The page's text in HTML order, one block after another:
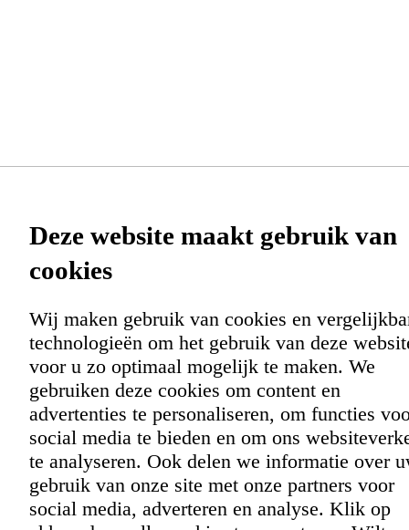
Leafz Eten & Drinken
Menu
Reserveren
Vacatures
Contact
Leafz Eten & Drinken
Voorthuizerstraat 75
3881 SE Putten
+31 341 351 253
+31 341 354 064
Deze website maakt gebruik van
cookies
Wij maken gebruik van cookies en
technologieën om het gebruik van deze
voor u zo optimaal mogelijk te maken. We
gebruiken deze cookies om content en
advertenties te personaliseren, om functies
social media te bieden en om ons
te analyseren. Ook delen we informatie over
gebruik van onze site met onze partners voor
social media, adverteren en analyse. Klik op
Functionele cookies zijn nodig om
onze website. Met de analytische
cookies doen we kennis op. Deze
sites elke dag weer een beetje beter
te maken. Het bezoekgedrag wordt
anoniem in beeld gebracht.
Functionele en analytische
cookies
Opslaan Alles accepteren